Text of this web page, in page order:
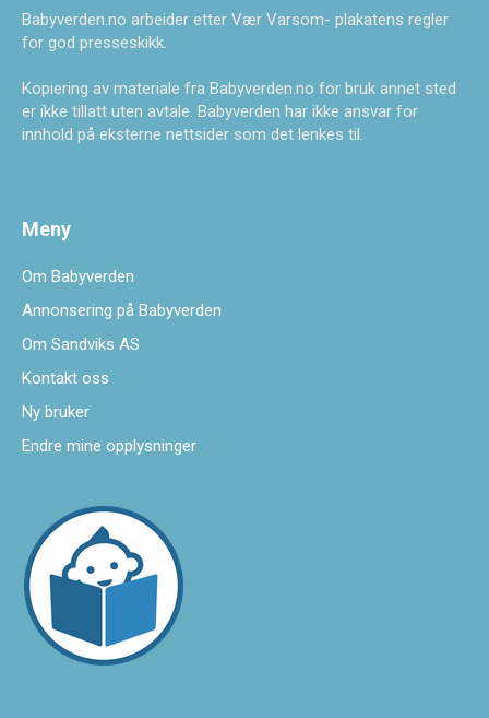
Babyverden.no arbeider etter Vær Varsom- plakatens regler
for god presseskikk.
Kopiering av materiale fra Babyverden.no for bruk annet sted
er ikke tillatt uten avtale. Babyverden har ikke ansvar for
innhold på eksterne nettsider som det lenkes til.
Meny
Om Babyverden
Annonsering på Babyverden
Om Sandviks AS
Kontakt oss
Ny bruker
Endre mine opplysninger